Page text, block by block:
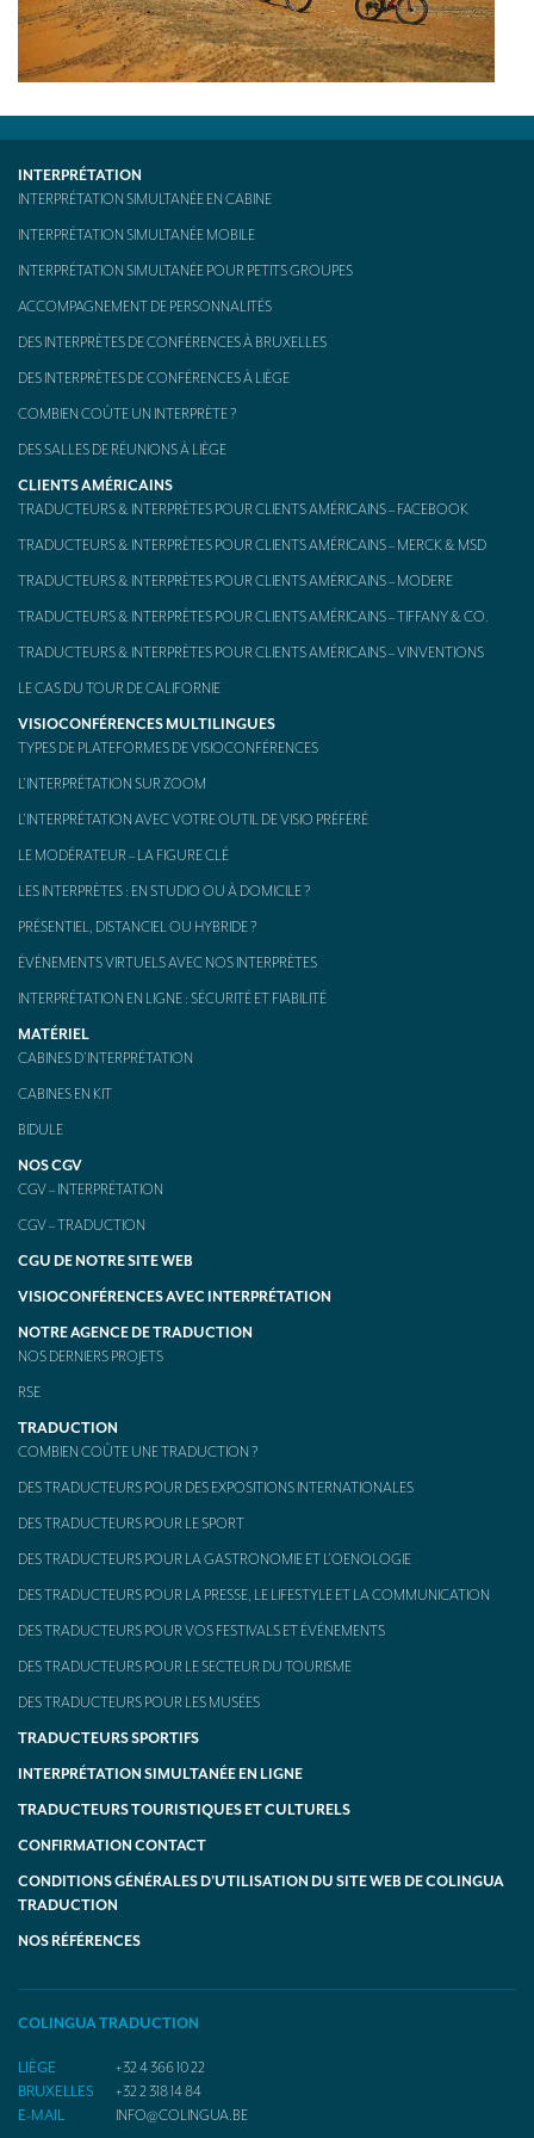
Kit d’interprétation mobile – aussi appelé « Bidule »
CONTACT
INTERPRÉTATION
INTERPRÉTATION SIMULTANÉE EN CABINE
INTERPRÉTATION SIMULTANÉE MOBILE
INTERPRÉTATION SIMULTANÉE POUR PETITS GROUPES
ACCOMPAGNEMENT DE PERSONNALITÉS
DES INTERPRÈTES DE CONFÉRENCES À BRUXELLES
DES INTERPRÈTES DE CONFÉRENCES À LIÈGE
COMBIEN COÛTE UN INTERPRÈTE ?
DES SALLES DE RÉUNIONS À LIÈGE
CLIENTS AMÉRICAINS
TRADUCTEURS & INTERPRÈTES POUR CLIENTS AMÉRICAINS – FACEBOOK
TRADUCTEURS & INTERPRÈTES POUR CLIENTS AMÉRICAINS – MERCK & MSD
TRADUCTEURS & INTERPRÈTES POUR CLIENTS AMÉRICAINS – MODERE
TRADUCTEURS & INTERPRÈTES POUR CLIENTS AMÉRICAINS – TIFFANY & CO.
TRADUCTEURS & INTERPRÈTES POUR CLIENTS AMÉRICAINS – VINVENTIONS
LE CAS DU TOUR DE CALIFORNIE
VISIOCONFÉRENCES MULTILINGUES
TYPES DE PLATEFORMES DE VISIOCONFÉRENCES
L’INTERPRÉTATION SUR ZOOM
L’INTERPRÉTATION AVEC VOTRE OUTIL DE VISIO PRÉFÉRÉ
LE MODÉRATEUR – LA FIGURE CLÉ
LES INTERPRÈTES : EN STUDIO OU À DOMICILE ?
PRÉSENTIEL, DISTANCIEL OU HYBRIDE ?
ÉVÉNEMENTS VIRTUELS AVEC NOS INTERPRÈTES
INTERPRÉTATION EN LIGNE : SÉCURITÉ ET FIABILITÉ
MATÉRIEL
CABINES D’INTERPRÉTATION
CABINES EN KIT
BIDULE
NOS CGV
CGV – INTERPRÉTATION
CGV – TRADUCTION
CGU DE NOTRE SITE WEB
VISIOCONFÉRENCES AVEC INTERPRÉTATION
NOTRE AGENCE DE TRADUCTION
NOS DERNIERS PROJETS
RSE
TRADUCTION
COMBIEN COÛTE UNE TRADUCTION ?
DES TRADUCTEURS POUR DES EXPOSITIONS INTERNATIONALES
DES TRADUCTEURS POUR LE SPORT
DES TRADUCTEURS POUR LA GASTRONOMIE ET L’OENOLOGIE
DES TRADUCTEURS POUR LA PRESSE, LE LIFESTYLE ET LA COMMUNICATION
DES TRADUCTEURS POUR VOS FESTIVALS ET ÉVÉNEMENTS
DES TRADUCTEURS POUR LE SECTEUR DU TOURISME
DES TRADUCTEURS POUR LES MUSÉES
TRADUCTEURS SPORTIFS
INTERPRÉTATION SIMULTANÉE EN LIGNE
TRADUCTEURS TOURISTIQUES ET CULTURELS
CONFIRMATION CONTACT
CONDITIONS GÉNÉRALES D’UTILISATION DU SITE WEB DE COLINGUA
TRADUCTION
NOS RÉFÉRENCES
COLINGUA TRADUCTION
LIÈGE
+32 4 366 10 22
BRUXELLES
+32 2 318 14 84
E-MAIL
INFO@COLINGUA.BE